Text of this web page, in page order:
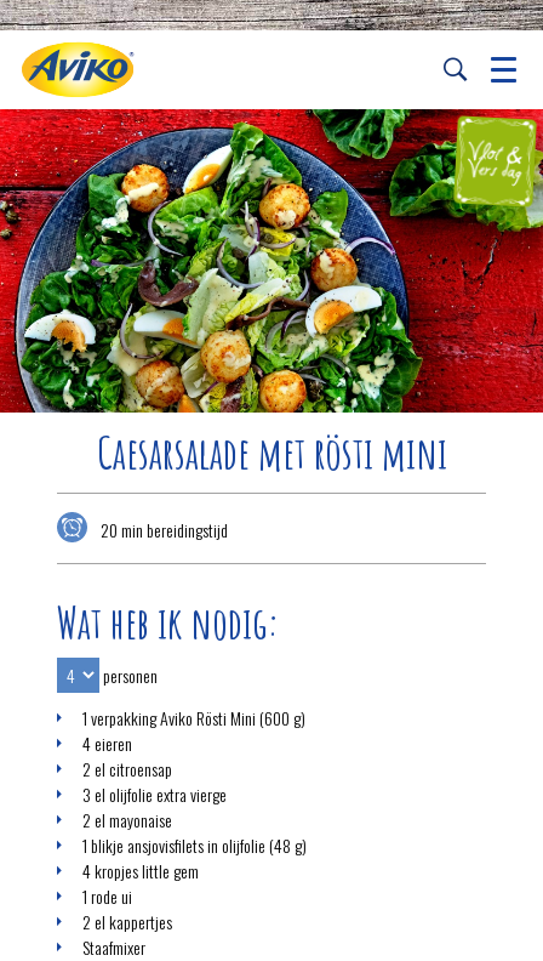
Caesarsalade met rösti mini
20 min bereidingstijd
Wat heb ik nodig:
personen
1 verpakking Aviko Rösti Mini (600 g)
4 eieren
2 el citroensap
3 el olijfolie extra vierge
2 el mayonaise
1 blikje ansjovisfilets in olijfolie (48 g)
4 kropjes little gem
1 rode ui
2 el kappertjes
Staafmixer